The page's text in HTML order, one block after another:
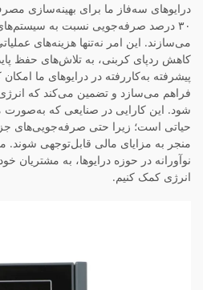
درایوهای سه‌فاز ما برای بهینه‌سازی
۳۰ درصد صرفه‌جویی نسبت به
می‌سازند. این امر نه‌تنها هزینه‌های
کاهش ردپای کربنی، به تلاش‌های حفظ
پیشرفته به‌کاررفته در درایوهای ما
فراهم می‌سازد و تضمین می‌کند که
شود. این کارایی در صنایعی که به‌صورت
حیاتی است؛ زیرا حتی صرفه‌جویی‌های
منجر به مزایای مالی قابل‌توجهی شوند.
نوآورانه در حوزه درایوها، به مشتریان
انرژی کمک کنیم.